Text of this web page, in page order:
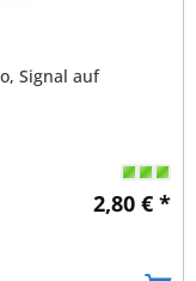
Signal auf
2,80 € *